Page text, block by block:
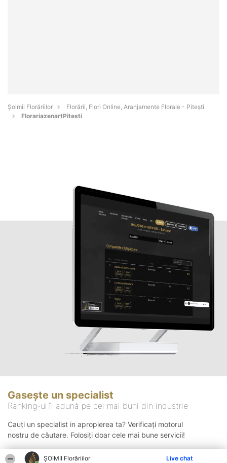
ȘOIMII Florăriilor Live chat
Șoimii Florăriilor
Florării, Flori Online, Aranjamente Florale - Piteşti
FlorariazenartPitesti
Gasește un specialist
Ranking-ul îi adună pe cei mai buni din industrie
Cauți un specialist in apropierea ta? Verificați motorul
nostru de căutare. Folosiți doar cele mai bune servicii!